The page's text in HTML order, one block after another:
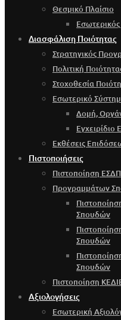
Θεσμικό Πλαίσιο
Διασφάλιση Ποιότητας
Στρατηγικός
Πολιτική
Στοχοθεσία
Εσωτερικό
Δομή,
Εγχειρίδιο
Εκθέσεις
Πιστοποιήσεις
Πιστοποίηση ΕΣΔΠ
Προγραμμάτων
Σπουδών
Σπουδών
Σπουδών
Πιστοποίηση
Αξιολογήσεις
Εσωτερική